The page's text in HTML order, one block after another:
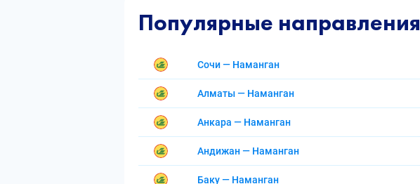
Популярные направления
Сочи — Наманган
Алматы — Наманган
Анкара — Наманган
Андижан — Наманган
Баку — Наманган